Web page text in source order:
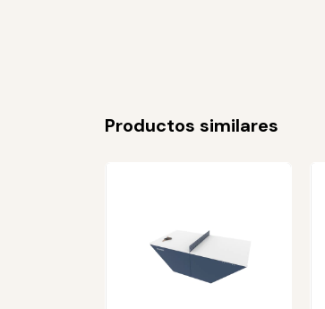
Productos similares